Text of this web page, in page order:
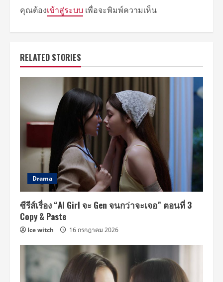
คุณต้องเข้าสู่ระบบ เพื่อจะพิมพ์ความเห็น
RELATED STORIES
Drama
ซีรีส์เรื่อง “AI Girl จะ Gen จนกว่าจะเจอ” ตอนที่ 3
Copy & Paste
Ice witch 16 กรกฎาคม 2026